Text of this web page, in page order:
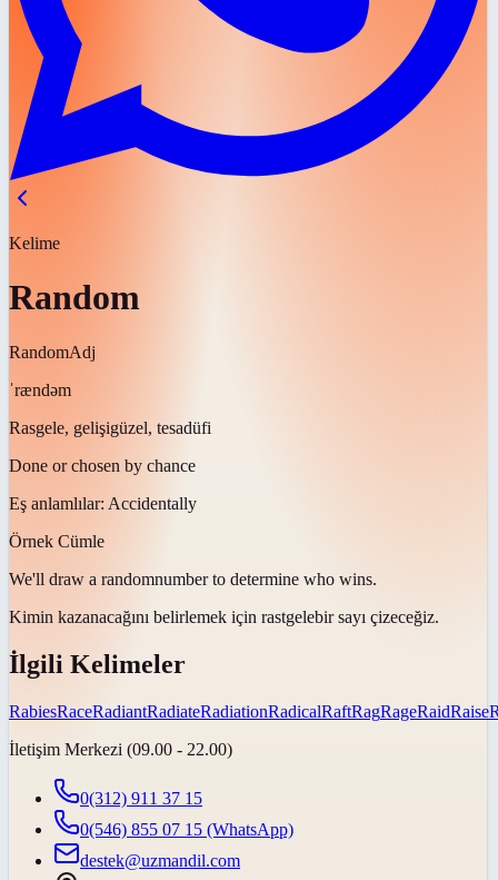
Kelime
Random
RandomAdj
ˈrændəm
Rasgele, gelişigüzel, tesadüfi
Done or chosen by chance
Eş anlamlılar: Accidentally
Örnek Cümle
We'll draw a randomnumber to determine who wins.
Kimin kazanacağını belirlemek için rastgelebir sayı çizeceğiz.
İlgili Kelimeler
RabiesRaceRadiantRadiateRadiationRadicalRaftRagRageRaidRaise
İletişim Merkezi (09.00 - 22.00)
0(312) 911 37 15
0(546) 855 07 15 (WhatsApp)
destek@uzmandil.com